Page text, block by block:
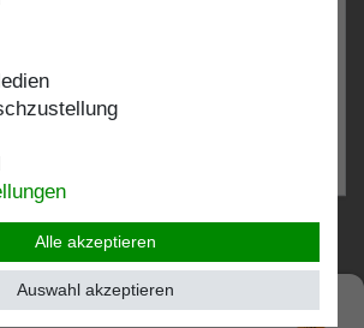
shopvote.de, Amazon
bei SHOPVOTE.DE ansehen
zur Echtheit von Kundenbewertungen
Stockshop.de GmbH. Alle Rechte
Alle akzeptieren
Auswahl akzeptieren